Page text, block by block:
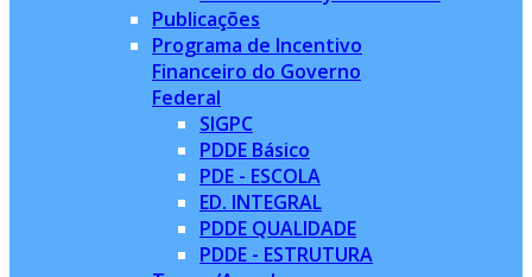
Publicações
Programa de Incentivo
Financeiro do Governo
Federal
SIGPC
PDDE Básico
PDE - ESCOLA
ED. INTEGRAL
PDDE QUALIDADE
PDDE - ESTRUTURA